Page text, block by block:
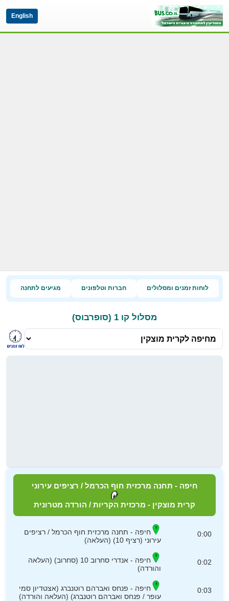
English
לוחות זמנים ומסלולים חברות וטלפונים מגיעים לתחנה
מסלול קו 1 (סופרבוס)
חיפה - תחנה מרכזית חוף הכרמל / רציפים עירוני
קרית מוצקין - מרכזית הקריות / הורדה מטרונית
0:00
חיפה - תחנה מרכזית חוף הכרמל / רציפים
עירוני (רציף 10) (העלאה)
0:02
חיפה - אנדרי סחרוב 10 (סחרוב) (העלאה
והורדה)
0:03
חיפה - פנחס ואברהם רוטנברג (אצטדיון סמי
עופר / פנחס ואברהם רוטנברג) (העלאה והורדה)